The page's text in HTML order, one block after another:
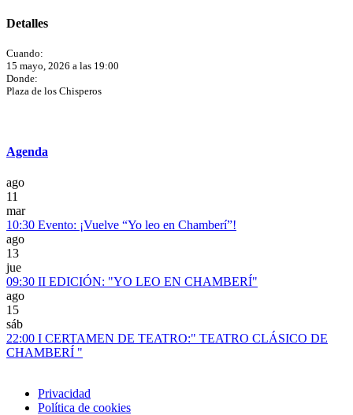
Detalles
Cuando:
15 mayo, 2026 a las 19:00
Donde:
Plaza de los Chisperos
Agenda
ago
11
mar
10:30 Evento: ¡Vuelve “Yo leo en Chamberí”!
ago
13
jue
09:30 II EDICIÓN: "YO LEO EN CHAMBERÍ"
ago
15
sáb
22:00 I CERTAMEN DE TEATRO:" TEATRO CLÁSICO DE
CHAMBERÍ "
Privacidad
Política de cookies